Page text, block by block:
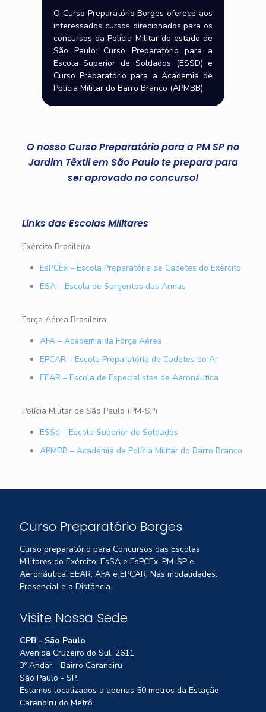
O Curso Preparatório Borges oferece aos
interessados cursos direcionados para os
concursos da Polícia Militar do estado de
São Paulo: Curso Preparatório para a
Escola Superior de Soldados (ESSD) e
Curso Preparatório para a Academia de
Polícia Militar do Barro Branco (APMBB).
O nosso Curso Preparatório para a PM SP no
Jardim Têxtil em São Paulo te prepara para
ser aprovado no concurso!
Links das Escolas Militares
Exército Brasileiro
EsPCEx – Escola Preparatória de Cadetes do Exército
ESA – Escola de Sargentos das Armas
Força Aérea Brasileira
AFA – Academia da Força Aérea
EPCAR – Escola Preparatória de Cadetes do Ar
EEAR – Escola de Especialistas de Aeronáutica
Polícia Militar de São Paulo (PM-SP)
ESSd – Escola Superior de Soldados
APMBB – Academia de Polícia Militar do Barro Branco
Curso Preparatório Borges
Curso preparatório para Concursos das Escolas
Militares do Exército: EsSA e EsPCEx, PM-SP e
Aeronáutica: EEAR, AFA e EPCAR. Nas modalidades:
Presencial e a Distância.
Visite Nossa Sede
CPB - São Paulo
Avenida Cruzeiro do Sul, 2611
3º Andar - Bairro Carandiru
São Paulo - SP.
Estamos localizados a apenas 50 metros da Estação
Carandiru do Metrô.